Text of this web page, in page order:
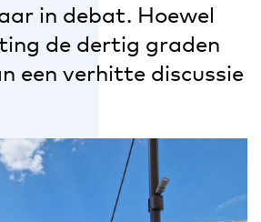
in debat. Hoewel
de dertig graden
een verhitte discussie